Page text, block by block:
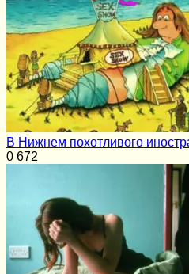
В Нижнем похотливого
0 672